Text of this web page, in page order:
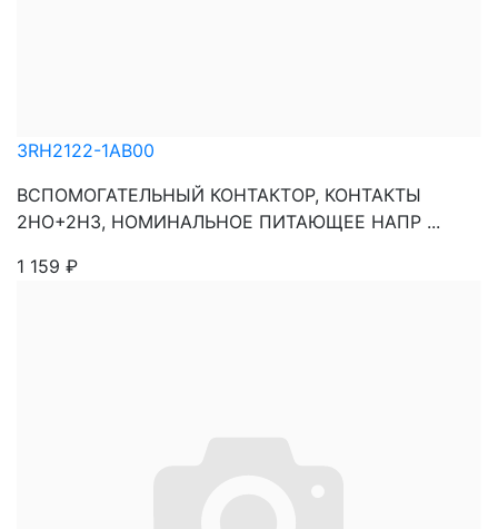
3RH2122-1AB00
ВСПОМОГАТЕЛЬНЫЙ КОНТАКТОР, КОНТАКТЫ
2НО+2НЗ, НОМИНАЛЬНОЕ ПИТАЮЩЕЕ НАПР ...
1 159 ₽